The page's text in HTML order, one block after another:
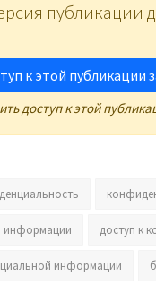
публикации
к этой публикации
доступ к этой
информации доступ к
информации